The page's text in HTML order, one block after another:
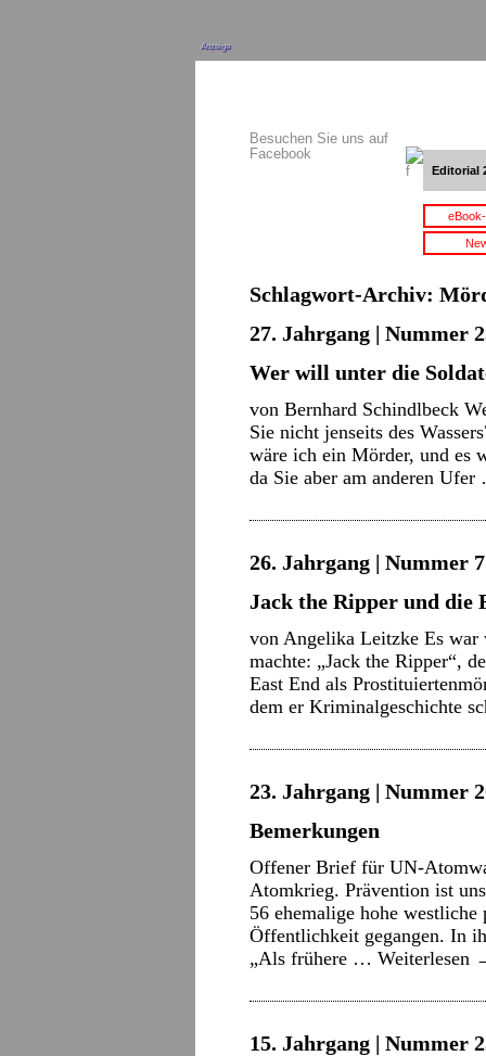
Anzeige
Besuchen Sie uns auf
Facebook
Editorial
Schlagwort-Archiv:
27. Jahrgang | Nummer
Wer will unter die
von Bernhard Schindlbeck
Sie nicht jenseits des
wäre ich ein Mörder, und es
da Sie aber am anderen
26. Jahrgang | Nummer
Jack the Ripper und die
von Angelika Leitzke Es war
machte: „Jack the Ripper“,
East End als
dem er Kriminalgeschichte
23. Jahrgang | Nummer
Bemerkungen
Offener Brief für UN-
Atomkrieg. Prävention ist
56 ehemalige hohe
Öffentlichkeit gegangen. In
„Als frühere … Weiterlesen
15. Jahrgang | Nummer